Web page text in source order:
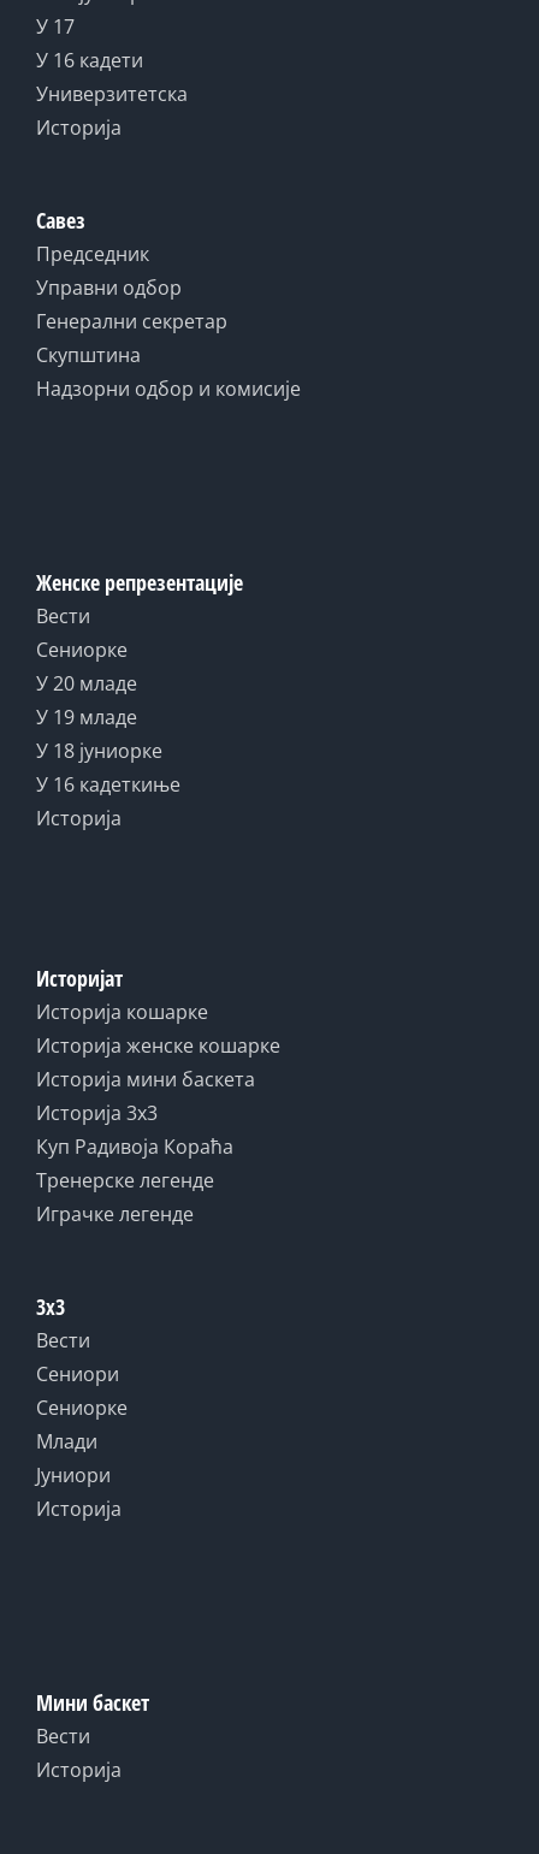
У 17
У 16 кадети
Универзитетска
Историја
Савез
Председник
Управни одбор
Генерални секретар
Скупштина
Надзорни одбор и комисије
Женске репрезентације
Вести
Сениорке
У 20 младе
У 19 младе
У 18 јуниорке
У 16 кадеткиње
Историја
Историјат
Историја кошарке
Историја женске кошарке
Историја мини баскета
Историја 3x3
Куп Радивоја Кораћа
Тренерске легенде
Играчке легенде
3x3
Вести
Сениори
Сениорке
Млади
Јуниори
Историја
Мини баскет
Вести
Историја